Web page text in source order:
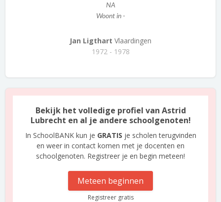
NA
Woont in -
Jan Ligthart Vlaardingen
1972 - 1978
Bekijk het volledige profiel van Astrid
Lubrecht en al je andere schoolgenoten!
In SchoolBANK kun je GRATIS je scholen terugvinden
en weer in contact komen met je docenten en
schoolgenoten. Registreer je en begin meteen!
Meteen beginnen
Registreer gratis